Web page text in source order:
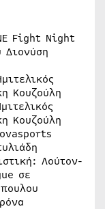
Fight Night
Κουζούλη
Κουζούλη
Λούτον-
σε